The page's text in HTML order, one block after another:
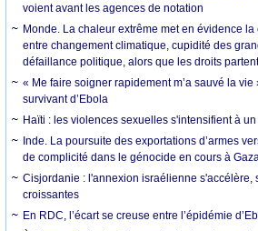
voient avant les agences de notation
Monde. La chaleur extrême met en évidence
entre changement climatique, cupidité des
défaillance politique, alors que les droits
« Me faire soigner rapidement m’a sauvé la
survivant d’Ebola
Haïti : les violences sexuelles s'intensifient à
Inde. La poursuite des exportations d’armes
de complicité dans le génocide en cours à
Cisjordanie : l'annexion israélienne s'accélère,
croissantes
En RDC, l’écart se creuse entre l’épidémie